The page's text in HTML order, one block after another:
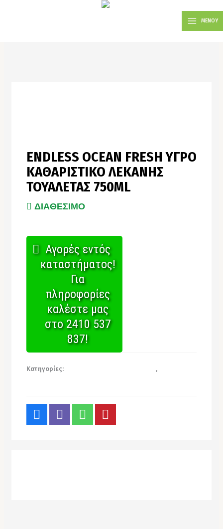
MAIN
MENUΜΕΝΟΥ
ENDLESS OCEAN FRESH ΥΓΡΟ
ΚΑΘΑΡΙΣΤΙΚΟ ΛΕΚΑΝΗΣ
ΤΟΥΑΛΕΤΑΣ 750ML
ΔΙΑΘΕΣΙΜΟ
Αγορές εντός
καταστήματος!
Για
πληροφορίες
καλέστε μας
στο 2410 537
837!
Κατηγορίες: ,